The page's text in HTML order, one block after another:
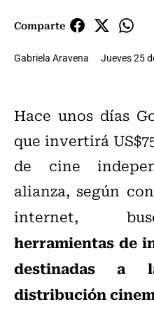
Comparte
Gabriela Aravena Jueves 25
Hace unos días
que invertirá
de cine
alianza, según
internet,
herramientas de
destinadas a
distribución